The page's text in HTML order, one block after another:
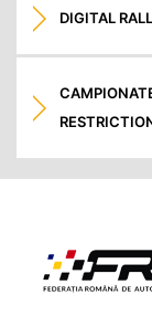
DIGITAL